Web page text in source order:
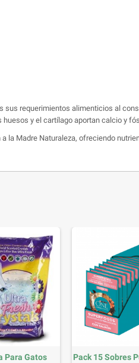
requerimientos alimenticios al
y el cartílago aportan calcio y
la Madre Naturaleza, ofreciendo
Para Gatos
Pack 15 Sobres